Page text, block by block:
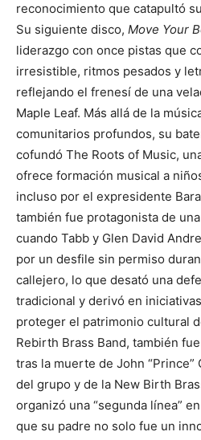
reconocimiento que catapultó
Su siguiente disco, Move Your
liderazgo con once pistas que
irresistible, ritmos pesados y
reflejando el frenesí de una
Maple Leaf. Más allá de la
comunitarios profundos, su
cofundó The Roots of Music,
ofrece formación musical a
incluso por el expresidente
también fue protagonista de
cuando Tabb y Glen David
por un desfile sin permiso
callejero, lo que desató una
tradicional y derivó en
proteger el patrimonio cultural
Rebirth Brass Band, también
tras la muerte de John
del grupo y de la New Birth
organizó una “segunda línea”
que su padre no solo fue un